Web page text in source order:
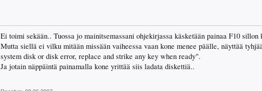
Ei toimi sekään.. Tuossa jo mainitsemassani ohjekirjassa käsketään painaa F10
Mutta siellä ei vilku mitään missään vaiheessa vaan kone menee päälle, näyttää
system disk or disk error, replace and strike any key when ready".
Ja jotain näppäintä painamalla kone yrittää siis ladata diskettiä..